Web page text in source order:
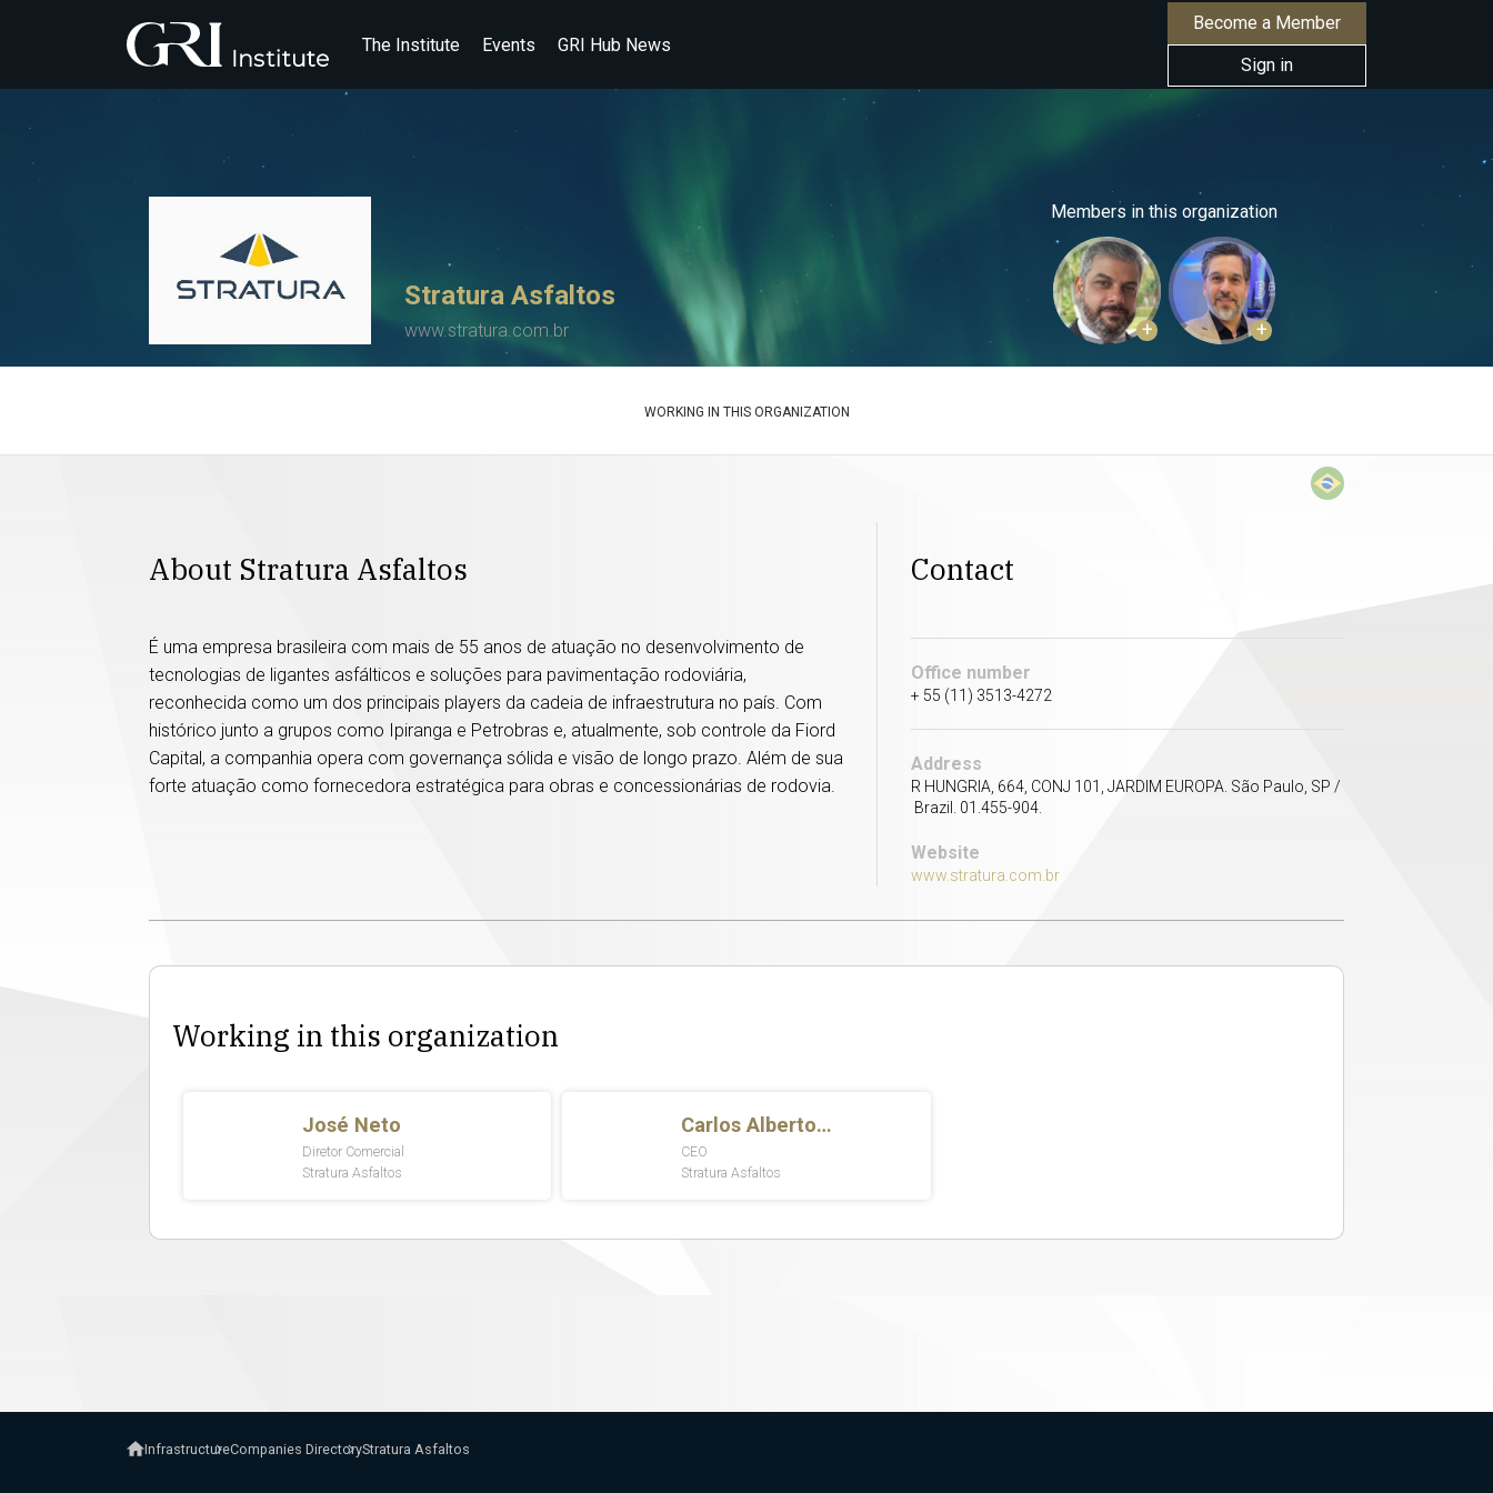
The Institute Events GRI Hub News
Become a Member
Sign in
Stratura Asfaltos
www.stratura.com.br
Members in this organization
+ +
WORKING IN THIS ORGANIZATION
About Stratura Asfaltos
É uma empresa brasileira com mais de 55 anos de atuação no desenvolvimento de
tecnologias de ligantes asfálticos e soluções para pavimentação rodoviária,
reconhecida como um dos principais players da cadeia de infraestrutura no país. Com
histórico junto a grupos como Ipiranga e Petrobras e, atualmente, sob controle da Fiord
Capital, a companhia opera com governança sólida e visão de longo prazo. Além de sua
forte atuação como fornecedora estratégica para obras e concessionárias de rodovia.
Contact
Office number
+ 55 (11) 3513-4272
Address
R HUNGRIA, 664, CONJ 101, JARDIM EUROPA. São Paulo, SP /
Brazil. 01.455-904.
Website
www.stratura.com.br
Working in this organization
InfrastructureCompanies DirectoryStratura Asfaltos